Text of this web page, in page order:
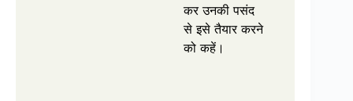
कर उनकी पसंद
से इसे तैयार करने
को कहें।